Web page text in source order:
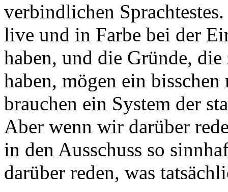
verbindlichen
live und in Farbe bei der
haben, und die Gründe,
haben, mögen ein
brauchen ein System der
Aber wenn wir darüber
in den Ausschuss so
darüber reden, was